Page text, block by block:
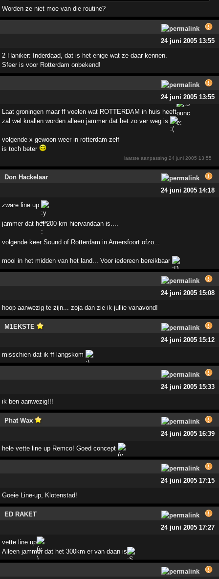
Worden ze niet moe van die routine?
24 juni 2005 13:55
2 Haniker: Inderdaad, dat is het enige wat ze daar kennen.
Sfeer is voor Rotterdam onbekend!
24 juni 2005 13:55
Laat groningen maar ff voelen wat ROTTERDAM in huis heeft
zal wel knallen worden alleen jammer dat het zo ver weg is
volgende x gewoon weer in rotterdam zelf
is toch beter
laatste aanpassing24 juni 2005 13:55
Don Hackelaar
24 juni 2005 14:18
zware line up
jammer dat het 200 km hiervandaan is....
volgende keer Sound of Rotterdam in Amersfoort ofzo...
mooi in het midden van het land... Voor iedereen bereikbaar
24 juni 2005 15:08
hoop aanwezig te zijn... zoja dan zie ik jullie vanavond!
M1EKSTE
24 juni 2005 15:12
misschien dat ik ff langskom
24 juni 2005 15:33
ik ben aanwezig!!!
Phat Wax
24 juni 2005 16:39
hele vette line up Remco! Goed concept
24 juni 2005 17:15
Goeie Line-up, Klotenstad!
ED RAKET
24 juni 2005 17:27
vette line up
Alleen jammer dat het 300km er van daan is